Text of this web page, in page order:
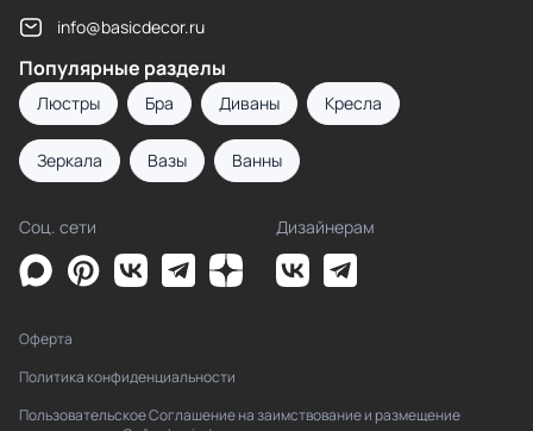
info@basicdecor.ru
Популярные разделы
Люстры Бра Диваны Кресла
Зеркала Вазы Ванны
Соц. сети Дизайнерам
Оферта
Политика конфиденциальности
Пользовательское Соглашение на заимствование и размещение